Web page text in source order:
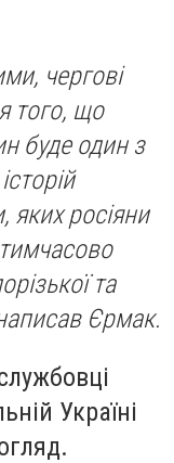
чергові
того, що
буде один з
яких росіяни
та
Єрмак.
Україні